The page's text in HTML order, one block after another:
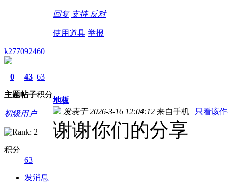
回复 支持 反对
使用道具 举报
k277092460
0
主题
43
帖子
63
积分
初级用户
积分
63
发消息
地板
发表于 2026-3-16 12:04:12 来自手机 | 只看该
谢谢你们的分享